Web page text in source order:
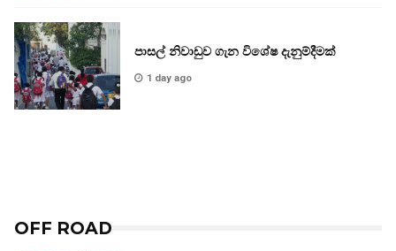
පාසල් නිවාඩුව ගැන විශේෂ දැනුම්දීමක්
1 day ago
OFF ROAD